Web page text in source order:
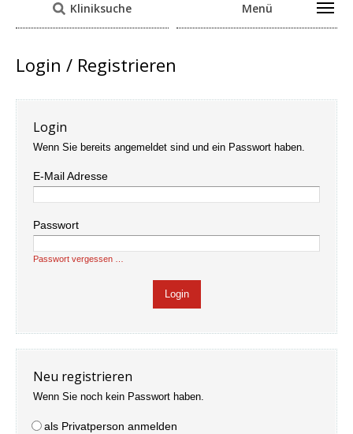
Kliniksuche Menü
Login / Registrieren
Login
Wenn Sie bereits angemeldet sind und ein Passwort haben.
E-Mail Adresse
Passwort
Passwort vergessen …
Neu registrieren
Wenn Sie noch kein Passwort haben.
als Privatperson anmelden